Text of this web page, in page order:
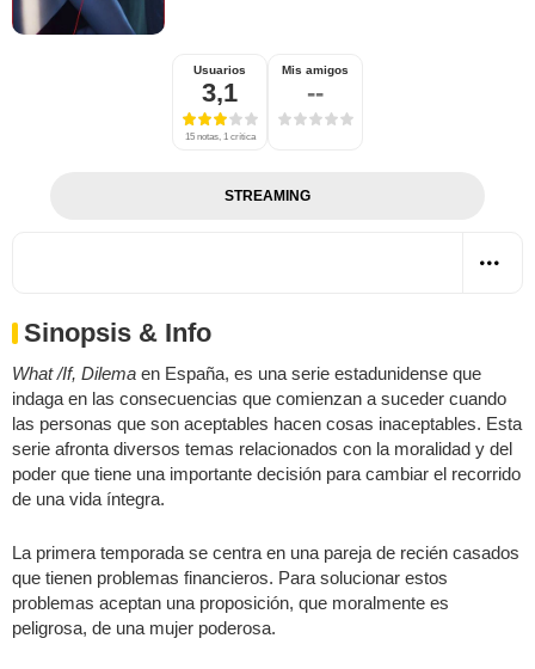
Usuarios
3,1
15 notas, 1 crítica
Mis amigos
--
STREAMING
Sinopsis & Info
What /If, Dilema en España, es una serie estadunidense que
indaga en las consecuencias que comienzan a suceder cuando
las personas que son aceptables hacen cosas inaceptables. Esta
serie afronta diversos temas relacionados con la moralidad y del
poder que tiene una importante decisión para cambiar el recorrido
de una vida íntegra.
La primera temporada se centra en una pareja de recién casados
que tienen problemas financieros. Para solucionar estos
problemas aceptan una proposición, que moralmente es
peligrosa, de una mujer poderosa.